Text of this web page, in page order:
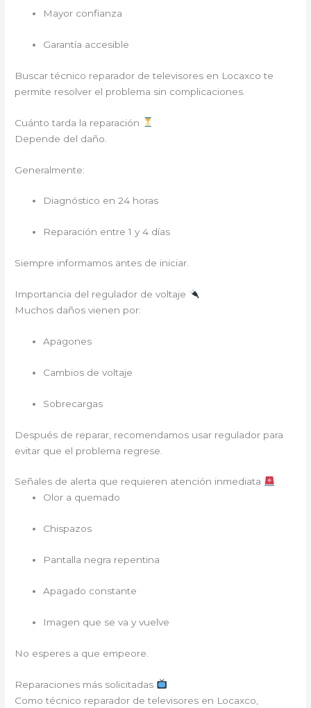
Mayor confianza
Garantía accesible
Buscar técnico reparador de televisores en Locaxco te
permite resolver el problema sin complicaciones.
Cuánto tarda la reparación
Depende del daño.
Generalmente:
Diagnóstico en 24 horas
Reparación entre 1 y 4 días
Siempre informamos antes de iniciar.
Importancia del regulador de voltaje
Muchos daños vienen por:
Apagones
Cambios de voltaje
Sobrecargas
Después de reparar, recomendamos usar regulador para
evitar que el problema regrese.
Señales de alerta que requieren atención inmediata
Olor a quemado
Chispazos
Pantalla negra repentina
Apagado constante
Imagen que se va y vuelve
No esperes a que empeore.
Reparaciones más solicitadas
Como técnico reparador de televisores en Locaxco,